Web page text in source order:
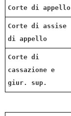
Corte di appello
Corte di assise
di appello
Corte di
cassazione e
giur. sup.